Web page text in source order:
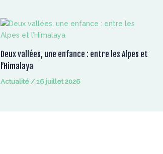
Deux vallées, une enfance : entre les Alpes et
l’Himalaya
Actualité/16 juillet 2026